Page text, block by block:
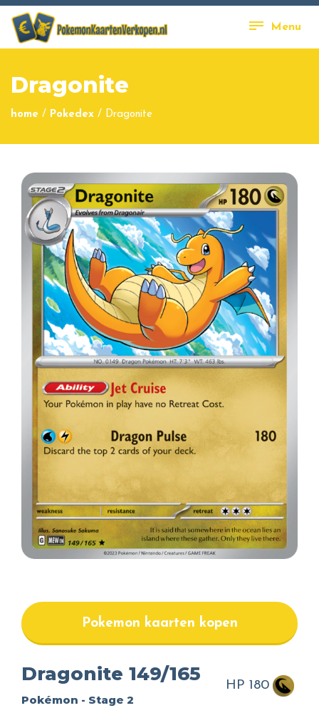
Menu
Dragonite
home / Pokedex / Dragonite
Pokemon kaarten kopen
Dragonite 149/165
Pokémon - Stage 2
HP 180